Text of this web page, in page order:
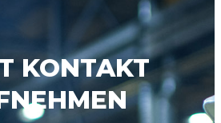
KONTAKT